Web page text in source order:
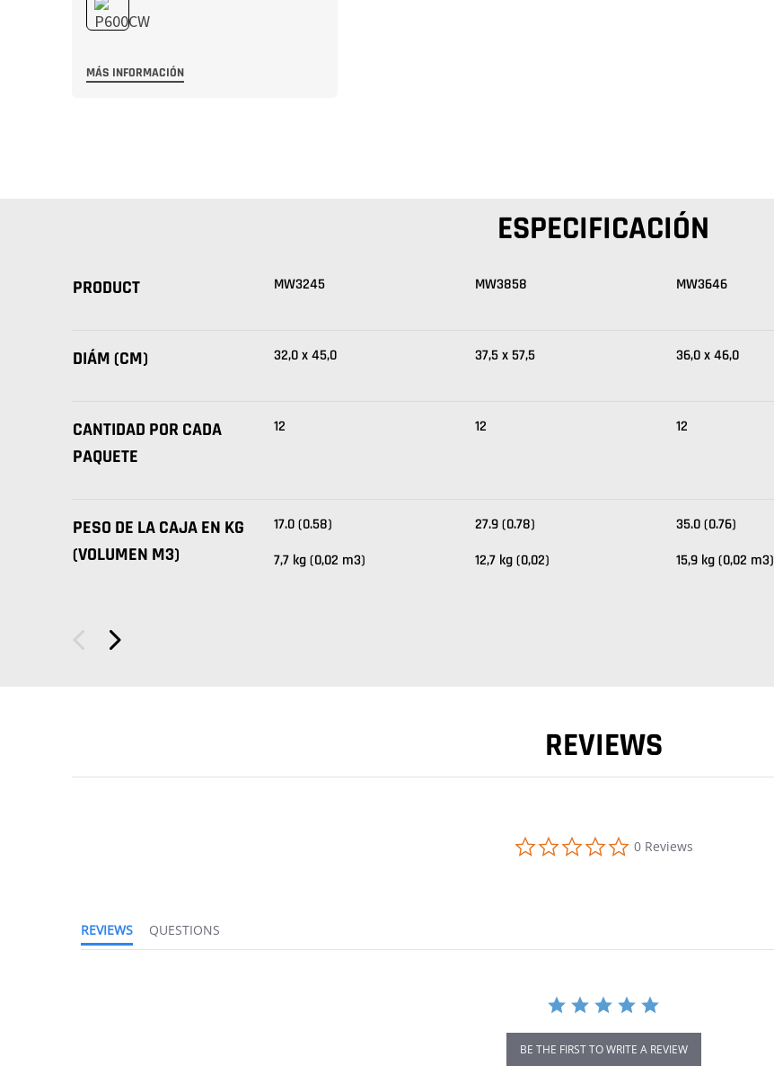
MÁS INFORMACIÓN
ESPECIFICACIÓN
PRODUCT MW3245 MW3858 MW3646
DIÁM (CM) 32,0 x 45,0 37,5 x 57,5 36,0 x 46,0
CANTIDAD POR CADA
PAQUETE
12 12 12
PESO DE LA CAJA EN KG
(VOLUMEN M3)
17.0 (0.58)
7,7 kg (0,02 m3)
27.9 (0.78)
12,7 kg (0,02)
35.0 (0.76)
15,9 kg (0,02 m3)
REVIEWS
0.0 star rating
0 Reviews
REVIEWS
QUESTIONS
BE THE FIRST TO WRITE A REVIEW